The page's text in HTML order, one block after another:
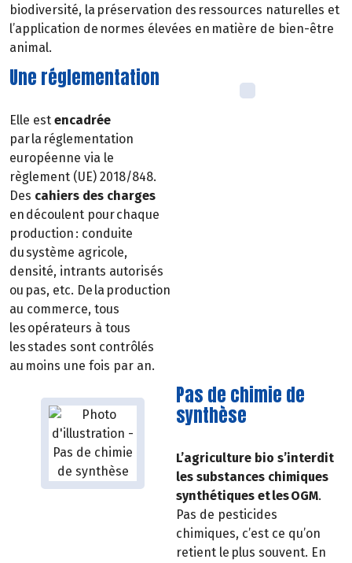
biodiversité, la préservation des ressources naturelles et
l’application de normes élevées en matière de bien-être
animal.
Une réglementation
Elle est encadrée
par la réglementation
européenne via le
règlement (UE) 2018/848.
Des cahiers des charges
en découlent pour chaque
production : conduite
du système agricole,
densité, intrants autorisés
ou pas, etc. De la production
au commerce, tous
les opérateurs à tous
les stades sont contrôlés
au moins une fois par an.
Pas de chimie de
synthèse
L’agriculture bio s’interdit
les substances chimiques
synthétiques et les OGM.
Pas de pesticides
chimiques, c’est ce qu’on
retient le plus souvent. En